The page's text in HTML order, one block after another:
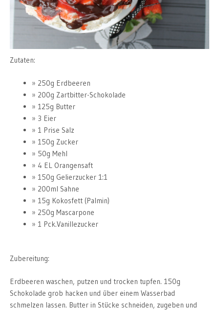
Zutaten:
250g Erdbeeren
200g Zartbitter-Schokolade
125g Butter
3 Eier
1 Prise Salz
150g Zucker
50g Mehl
4 EL Orangensaft
150g Gelierzucker 1:1
200ml Sahne
15g Kokosfett (Palmin)
250g Mascarpone
1 Pck.Vanillezucker
Zubereitung:
Erdbeeren waschen, putzen und trocken tupfen. 150g
Schokolade grob hacken und über einem Wasserbad
schmelzen lassen. Butter in Stücke schneiden, zugeben und